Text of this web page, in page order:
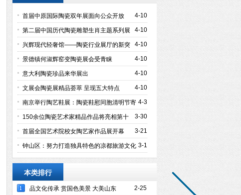
4-10
首届中原国际陶瓷双年展面向公众开放
4-10
第二届中国历代陶瓷雕塑生肖主题系列展
开幕 4-10
兴辉现代轻奢馆——陶瓷行业展厅的新突
破 4-10
景德镇何淑辉窑变陶瓷展会受青睐
4-10
意大利陶瓷珍品来华展出
4-10
文展会陶瓷展精品荟萃 呈现五大特点
4-3
南京举行陶艺鞋展：陶瓷鞋慰同胞清明节寄
哀思 3-30
150余位陶瓷艺术家精品作品将亮相第十
届潍坊文展会 3-21
首届全国艺术院校女陶艺家作品展开幕
3-1
钟山区：努力打造独具特色的凉都旅游文化
品牌
本类排行
2-25
品文化传承 赏国色美景 大美山东